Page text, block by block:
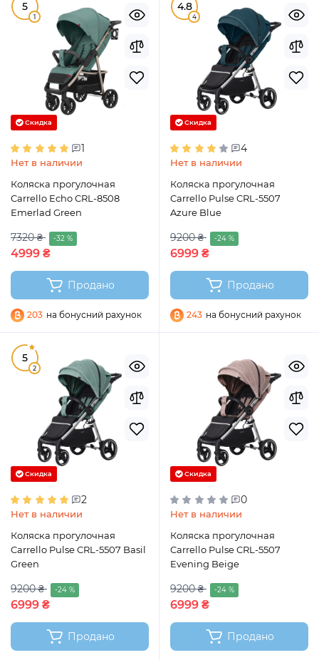
5
1
Скидка
1
Нет в наличии
Коляска прогулочная
Carrello Echo CRL-8508
Emerlad Green
7320 ₴ -32 %
4999 ₴
Продано
203 на бонусний рахунок
4.8
4
Скидка
4
Нет в наличии
Коляска прогулочная
Carrello Pulse CRL-5507
Azure Blue
9200 ₴ -24 %
6999 ₴
Продано
243 на бонусний рахунок
5
2
Скидка
2
Нет в наличии
Коляска прогулочная
Carrello Pulse CRL-5507 Basil
Green
9200 ₴ -24 %
6999 ₴
Продано
Скидка
0
Нет в наличии
Коляска прогулочная
Carrello Pulse CRL-5507
Evening Beige
9200 ₴ -24 %
6999 ₴
Продано